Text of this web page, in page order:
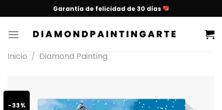
Garantía de felicidad de 30 días
Inicio / Diamond Painting
-33%